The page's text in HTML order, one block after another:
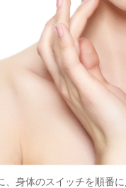
身体のスイッチを順番に